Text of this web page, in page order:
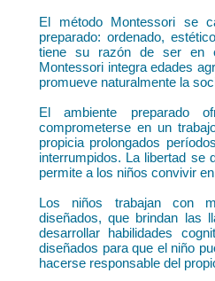
El método Montessori se
preparado: ordenado,
tiene su razón de ser en
Montessori integra edades
promueve naturalmente la
El ambiente preparado
comprometerse en un
propicia prolongados
interrumpidos. La libertad se
permite a los niños convivir
Los niños trabajan con
diseñados, que brindan las
desarrollar habilidades
diseñados para que el niño
hacerse responsable del